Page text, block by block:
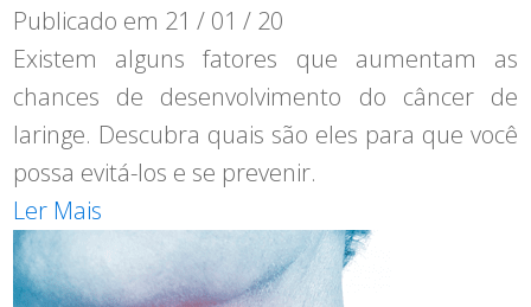
Publicado em 21 / 01 / 20
Existem alguns fatores que aumentam as
chances de desenvolvimento do câncer de
laringe. Descubra quais são eles para que você
possa evitá-los e se prevenir.
Ler Mais